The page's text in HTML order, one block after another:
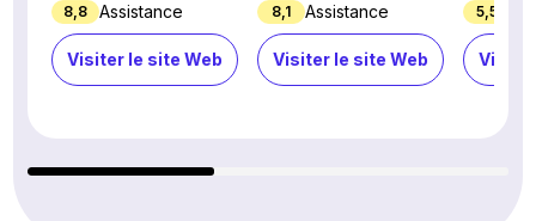
8,8 Assistance
Visiter le site Web
8,1 Assistance
Visiter le site Web
5,5